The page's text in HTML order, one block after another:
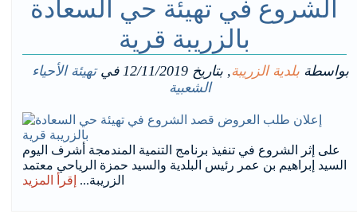
الشروع في تهيئة حي السعادة
بالزريبة قرية
بواسطةبلدية الزريبة, بتاريخ12/11/2019 فيتهيئة الأحياء
الشعبية
على إثر الشروع في تنفيذ برنامج التنمية المندمجة أشرف اليوم
السيد إبراهيم بن عمر رئيس البلدية والسيد حمزة الرياحي معتمد
الزريبة... إقرأ المزيد